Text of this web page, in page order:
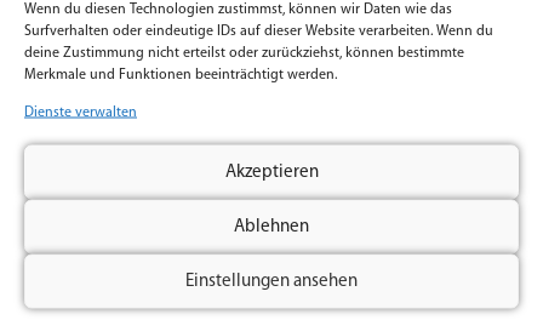
Wenn du diesen Technologien zustimmst, können wir Daten wie das
Surfverhalten oder eindeutige IDs auf dieser Website verarbeiten. Wenn du
deine Zustimmung nicht erteilst oder zurückziehst, können bestimmte
Merkmale und Funktionen beeinträchtigt werden.
Dienste verwalten
Akzeptieren
Ablehnen
Einstellungen ansehen
verstanden.
Klicken Sie auf „Ich stimme zu“, um Google recaptcha zu aktivieren
Cookie-Richtlinie
Ich stimme zu
Senden